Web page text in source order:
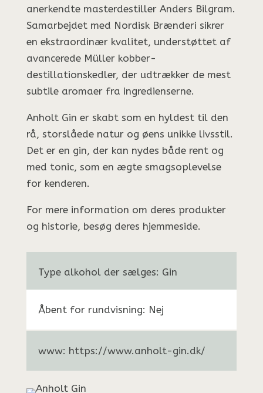
anerkendte masterdestiller Anders Bilgram.
Samarbejdet med Nordisk Brænderi sikrer
en ekstraordinær kvalitet, understøttet af
avancerede Müller kobber-
destillationskedler, der udtrækker de mest
subtile aromaer fra ingredienserne.
Anholt Gin er skabt som en hyldest til den
rå, storslåede natur og øens unikke livsstil.
Det er en gin, der kan nydes både rent og
med tonic, som en ægte smagsoplevelse
for kenderen.
For mere information om deres produkter
og historie, besøg deres hjemmeside.
Type alkohol der sælges: Gin
Åbent for rundvisning: Nej
www: https://www.anholt-gin.dk/